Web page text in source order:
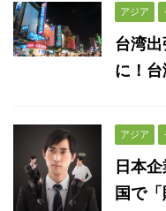
アジア
台湾
に！
アジア
日本
国で